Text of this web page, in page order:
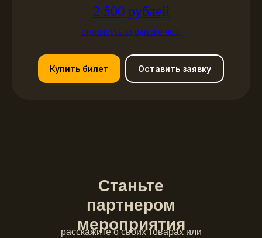
2 500 рублей
стоимость за одного чел.
Купить билет Оставить заявку
Станьте
партнером
мероприятия
расскажите о своих товарах или